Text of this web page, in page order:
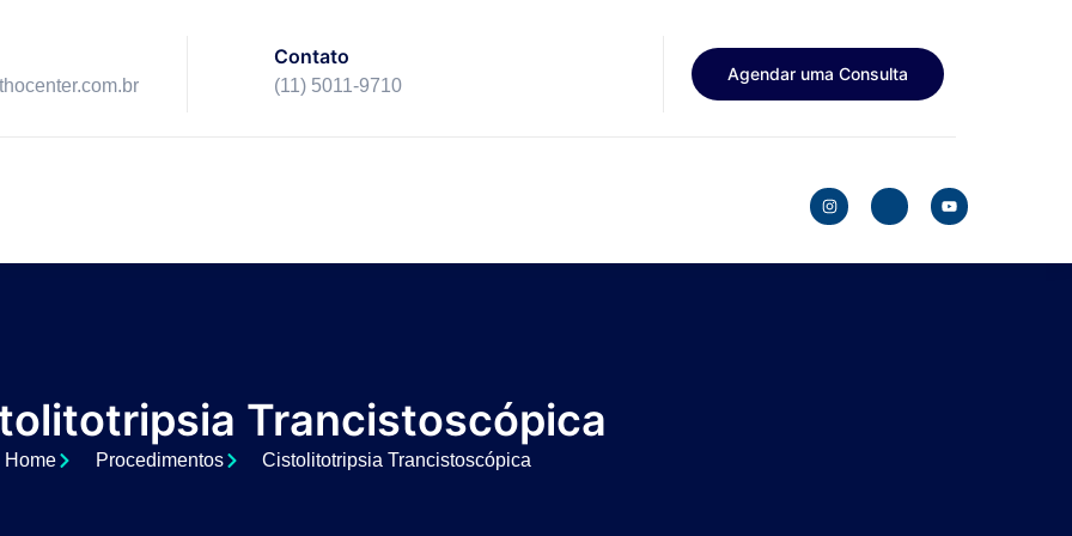
Contato
(11) 5011-9710
Agendar uma Consulta
Trancistoscópica
Home Procedimentos Cistolitotripsia Trancistoscópica